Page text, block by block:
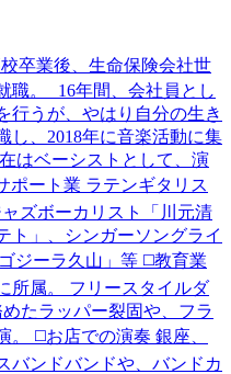
卒業後、生命保険会社世
職。 16年間、会社員とし
行うが、やはり自分の生き
し、2018年に音楽活動に集
はベーシストとして、演
ポート業 ラテンギタリス
ズボーカリスト「川元清
ト」、シンガーソングライ
ジーラ久山」等 ◻️教育業
所属。 フリースタイルダ
たラッパー裂固や、フラ
。 ◻️お店での演奏 銀座、
バンドバンドや、バンドカ